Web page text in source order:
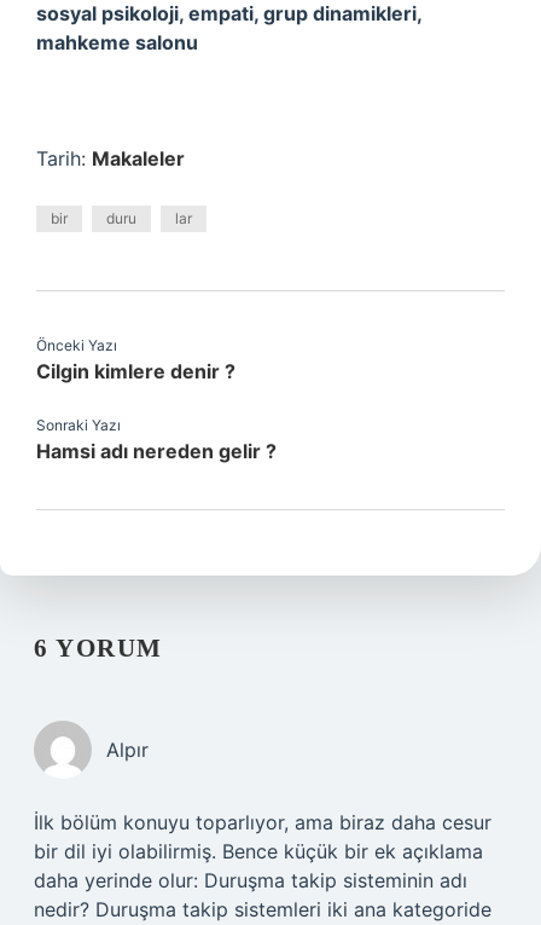
sosyal psikoloji, empati, grup dinamikleri,
mahkeme salonu
Tarih: Makaleler
bir duru lar
Önceki Yazı
Cilgin kimlere denir ?
Sonraki Yazı
Hamsi adı nereden gelir ?
6 YORUM
Alpır
İlk bölüm konuyu toparlıyor, ama biraz daha cesur
bir dil iyi olabilirmiş. Bence küçük bir ek açıklama
daha yerinde olur: Duruşma takip sisteminin adı
nedir? Duruşma takip sistemleri iki ana kategoride